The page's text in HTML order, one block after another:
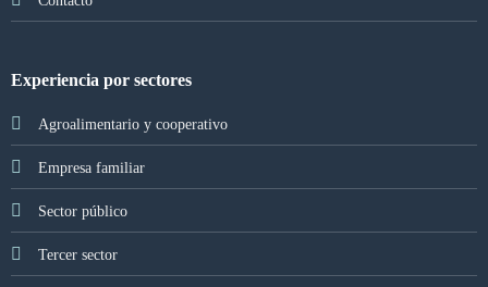
Experiencia por sectores
Agroalimentario y cooperativo
Empresa familiar
Sector público
Tercer sector